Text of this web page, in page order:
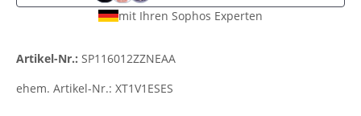
mit Ihren Sophos Experten
Artikel-Nr.: SP116012ZZNEAA
ehem. Artikel-Nr.: XT1V1ESES